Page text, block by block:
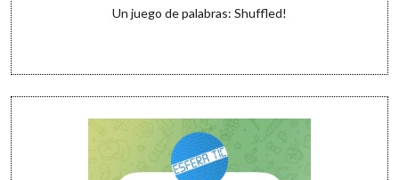
Un juego de palabras: Shuffled!